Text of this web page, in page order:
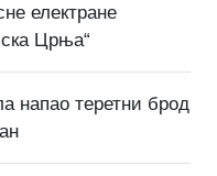
електране
Црња“
напао теретни брод